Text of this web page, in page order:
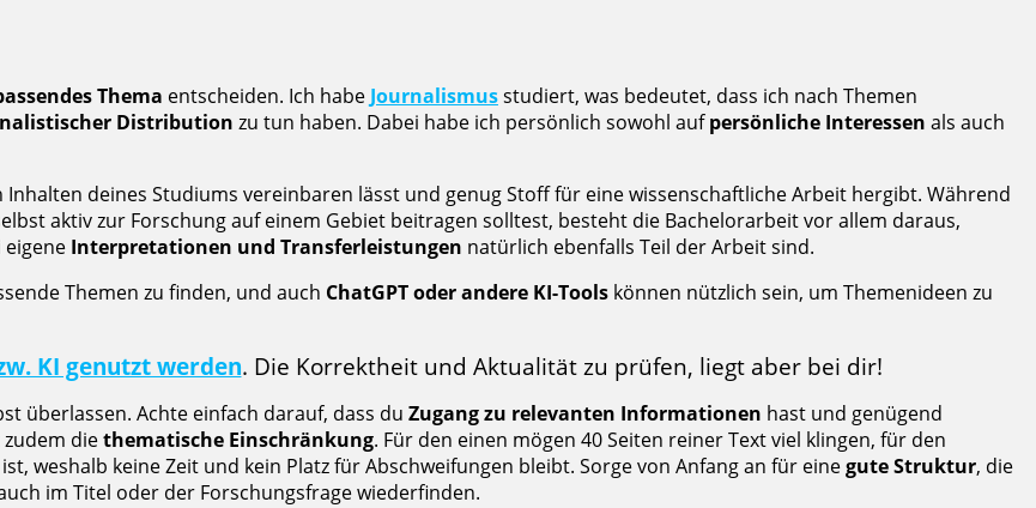
Thema entscheiden. Ich habe Journalismusstudiert, was bedeutet, dass ich nach Themen
Distribution zu tun haben. Dabei habe ich persönlich sowohl aufpersönliche Interessen als auch
deines Studiums vereinbaren lässt und genug Stoff für eine wissenschaftliche Arbeit hergibt. Während
aktiv zur Forschung auf einem Gebiet beitragen solltest, besteht die Bachelorarbeit vor allem daraus,
Interpretationen und Transferleistungen natürlich ebenfalls Teil der Arbeit sind.
Themen zu finden, und auch ChatGPT oder andere KI-Tools können nützlich sein, um Themenideen zu
KI genutzt werden. Die Korrektheit und Aktualität zu prüfen, liegt aber bei dir!
überlassen. Achte einfach darauf, dass du Zugang zu relevanten Informationen hast und genügend
diethematische Einschränkung. Für den einen mögen 40 Seiten reiner Text viel klingen, für den
weshalb keine Zeit und kein Platz für Abschweifungen bleibt. Sorge von Anfang an für einegute Struktur, die
im Titel oder der Forschungsfrage wiederfinden.